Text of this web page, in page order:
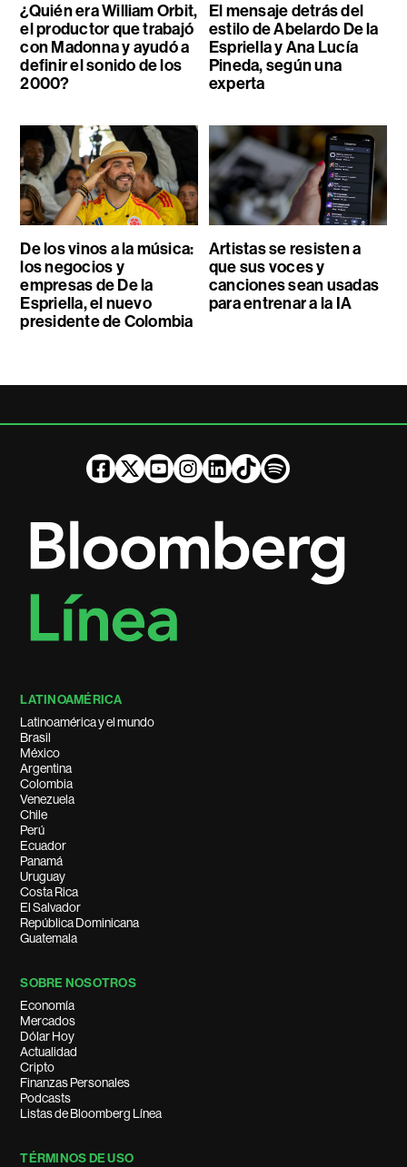
¿Quién era William Orbit,
el productor que trabajó
con Madonna y ayudó a
definir el sonido de los
2000?
El mensaje detrás del
estilo de Abelardo De la
Espriella y Ana Lucía
Pineda, según una
experta
De los vinos a la música:
los negocios y
empresas de De la
Espriella, el nuevo
presidente de Colombia
Artistas se resisten a
que sus voces y
canciones sean usadas
para entrenar a la IA
LATINOAMÉRICA
Latinoamérica y el mundo
Brasil
México
Argentina
Colombia
Venezuela
Chile
Perú
Ecuador
Panamá
Uruguay
Costa Rica
El Salvador
República Dominicana
Guatemala
SOBRE NOSOTROS
Economía
Mercados
Dólar Hoy
Actualidad
Cripto
Finanzas Personales
Podcasts
Listas de Bloomberg Línea
TÉRMINOS DE USO